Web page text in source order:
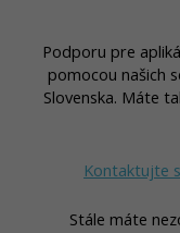
Podporu pre
pomocou našich
Slovenska. Máte
Kontaktujte
Stále máte